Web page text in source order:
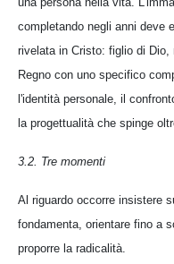
completando negli anni deve
rivelata in Cristo: figlio di Dio,
Regno con uno specifico
l'identità personale, il
la progettualità che spinge
3.2. Tre momenti
Al riguardo occorre insistere
fondamenta, orientare fino a
proporre la radicalità.